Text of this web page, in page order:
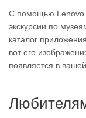
С помощью Lenovo
экскурсии по
каталог
вот его
появляется в